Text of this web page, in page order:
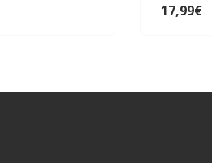
17,99€